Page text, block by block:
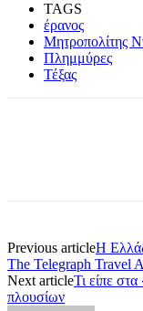
TAGS
έρανος
Μητροπολίτης
Πλημμύρες
Τέξας
Previous articleΗ
The Telegraph Travel
Next articleΤι είπε
πλουσίων